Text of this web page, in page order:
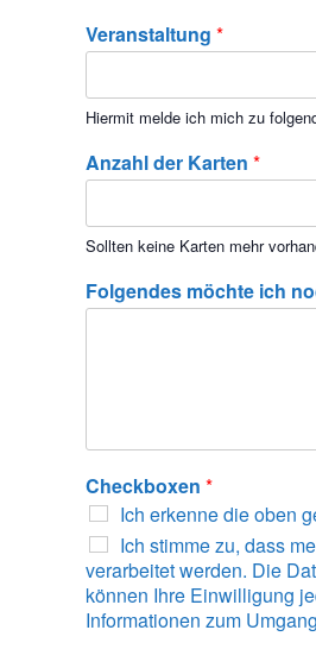
Veranstaltung *
Hiermit melde ich mich zu
Anzahl der Karten *
Sollten keine Karten mehr
Folgendes möchte ich
Checkboxen *
Ich erkenne die oben
Ich stimme zu, dass
verarbeitet werden. Die
können Ihre Einwilligung
Informationen zum